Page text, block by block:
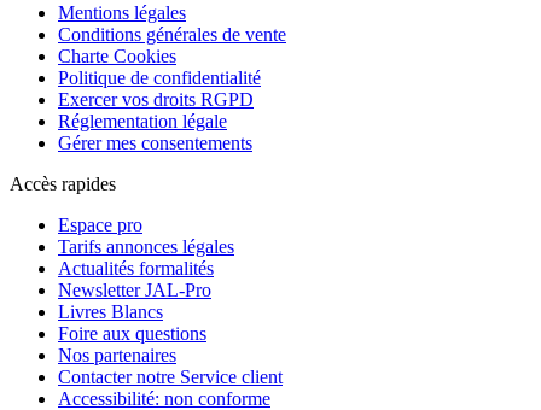
Mentions légales
Conditions générales de vente
Charte Cookies
Politique de confidentialité
Exercer vos droits RGPD
Réglementation légale
Gérer mes consentements
Accès rapides
Espace pro
Tarifs annonces légales
Actualités formalités
Newsletter JAL-Pro
Livres Blancs
Foire aux questions
Nos partenaires
Contacter notre Service client
Accessibilité: non conforme